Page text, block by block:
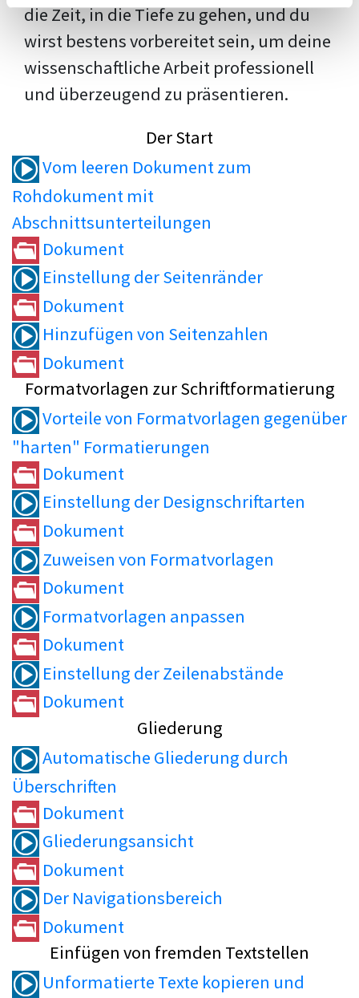
die Zeit, in die Tiefe zu gehen, und du
wirst bestens vorbereitet sein, um deine
wissenschaftliche Arbeit professionell
und überzeugend zu präsentieren.
Der Start
Vom leeren Dokument zum
Rohdokument mit
Abschnittsunterteilungen
Dokument
Einstellung der Seitenränder
Dokument
Hinzufügen von Seitenzahlen
Dokument
Formatvorlagen zur Schriftformatierung
Vorteile von Formatvorlagen gegenüber
"harten" Formatierungen
Dokument
Einstellung der Designschriftarten
Dokument
Zuweisen von Formatvorlagen
Dokument
Formatvorlagen anpassen
Dokument
Einstellung der Zeilenabstände
Dokument
Gliederung
Automatische Gliederung durch
Überschriften
Dokument
Gliederungsansicht
Dokument
Der Navigationsbereich
Dokument
Einfügen von fremden Textstellen
Unformatierte Texte kopieren und